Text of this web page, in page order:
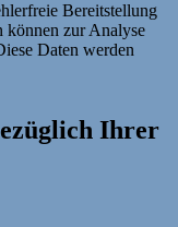
Bereitstellung
können zur Analyse
Daten werden
Ihrer